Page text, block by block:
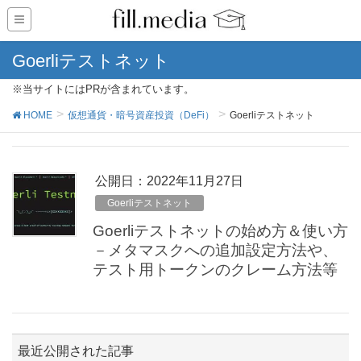
Goerliテストネット
※当サイトにはPRが含まれています。
HOME 仮想通貨・暗号資産投資（DeFi） Goerliテストネット
公開日： 2022年11月27日
Goerliテストネット
Goerliテストネットの始め方＆使い方
－メタマスクへの追加設定方法や、
テスト用トークンのクレーム方法等
最近公開された記事